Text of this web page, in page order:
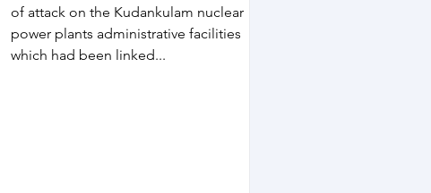
of attack on the Kudankulam nuclear
power plants administrative facilities
which had been linked...